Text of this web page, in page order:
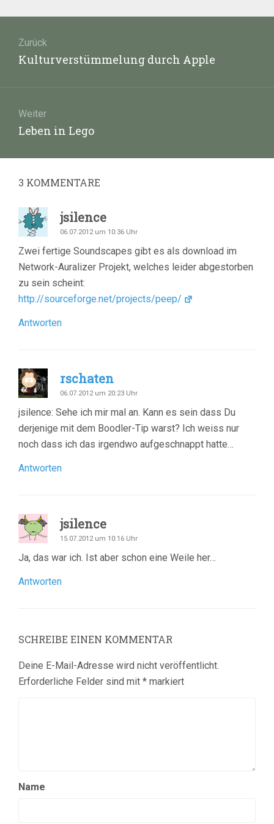
Zurück
Vorheriger
Kulturverstümmelung durch Apple
Weiter
Nächster
Leben in Lego
3 KOMMENTARE
jsilence
06.07.2012 um 10:36 Uhr
Zwei fertige Soundscapes gibt es als download im
Network-Auralizer Projekt, welches leider abgestorben
zu sein scheint:
http://sourceforge.net/projects/peep/
Antworten
rschaten
06.07.2012 um 20:23 Uhr
jsilence: Sehe ich mir mal an. Kann es sein dass Du
derjenige mit dem Boodler-Tip warst? Ich weiss nur
noch dass ich das irgendwo aufgeschnappt hatte…
Antworten
jsilence
15.07.2012 um 10:16 Uhr
Ja, das war ich. Ist aber schon eine Weile her…
Antworten
SCHREIBE EINEN KOMMENTAR
Deine E-Mail-Adresse wird nicht veröffentlicht.
Erforderliche Felder sind mit * markiert
Name